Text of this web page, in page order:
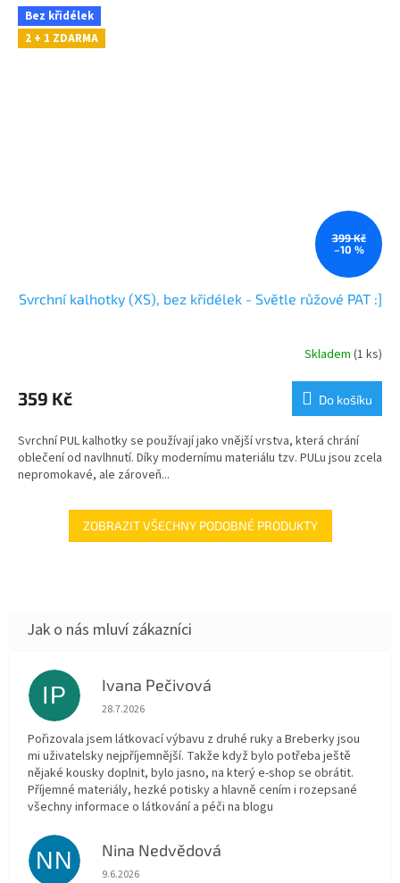
Bez křidélek
2 + 1 ZDARMA
399 Kč
–10 %
Svrchní kalhotky (XS), bez křidélek - Světle růžové PAT :]
Skladem (1 ks)
359 Kč Do košíku
Svrchní PUL kalhotky se používají jako vnější vrstva, která chrání
oblečení od navlhnutí. Díky modernímu materiálu tzv. PULu jsou zcela
nepromokavé, ale zároveň...
ZOBRAZIT VŠECHNY PODOBNÉ PRODUKTY
IP Ivana Pečivová
Hodnocení obchodu je 5 z 5 hvězdiček.
28.7.2026
Pořizovala jsem látkovací výbavu z druhé ruky a Breberky jsou
mi uživatelsky nejpříjemnější. Takže když bylo potřeba ještě
nějaké kousky doplnit, bylo jasno, na který e-shop se obrátit.
Příjemné materiály, hezké potisky a hlavně cením i rozepsané
všechny informace o látkování a péči na blogu
NN Nina Nedvědová
Hodnocení obchodu je 5 z 5 hvězdiček.
9.6.2026